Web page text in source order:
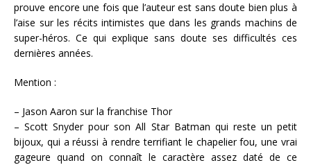
prouve encore une fois que l’auteur est sans doute bien plus à
l’aise sur les récits intimistes que dans les grands machins de
super-héros. Ce qui explique sans doute ses difficultés ces
dernières années.
Mention :
– Jason Aaron sur la franchise Thor
– Scott Snyder pour son All Star Batman qui reste un petit
bijoux, qui a réussi à rendre terrifiant le chapelier fou, une vrai
gageure quand on connaît le caractère assez daté de ce